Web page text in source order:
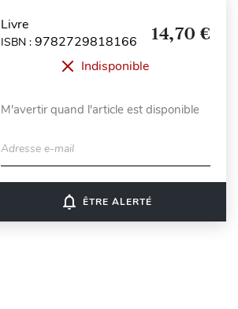
Livre
ISBN : 9782729818166 14,70 €
Indisponible
M'avertir quand l'article est disponible
Adresse e-mail
notifications_none ÊTRE ALERTÉ